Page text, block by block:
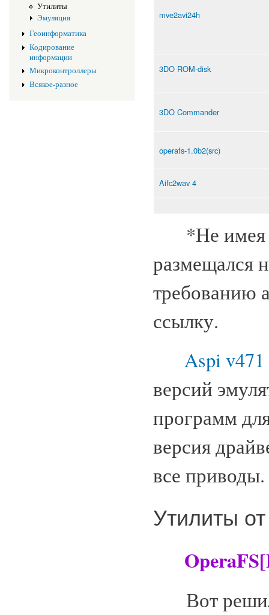
Утилиты
Эмуляция
Геоинформатика
Кодирование
информации
Микроконтроллеры
Всякое-разное
mve2avi24h
3DO ROM-disk
3DO Commander
operafs-1.0b2(src)
Aifc2wav 4
*Не имея
размещался
требованию
ссылку.
Aspi v471
версий
программ
версия
все приводы.
Утилиты
Вот решил